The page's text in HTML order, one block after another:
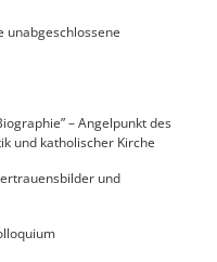
unabgeschlossene
– Angelpunkt des
und katholischer Kirche
und